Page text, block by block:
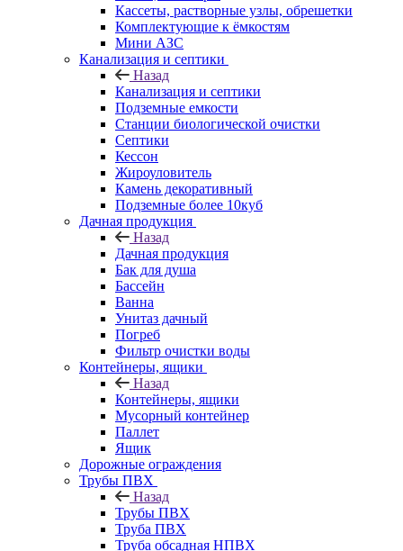
Кассеты, растворные узлы, обрешетки
Комплектующие к ёмкостям
Мини АЗС
Канализация и септики
Назад
Канализация и септики
Подземные емкости
Станции биологической очистки
Септики
Кессон
Жироуловитель
Камень декоративный
Подземные более 10куб
Дачная продукция
Назад
Дачная продукция
Бак для душа
Бассейн
Ванна
Унитаз дачный
Погреб
Фильтр очистки воды
Контейнеры, ящики
Назад
Контейнеры, ящики
Мусорный контейнер
Паллет
Ящик
Дорожные ограждения
Трубы ПВХ
Назад
Трубы ПВХ
Труба ПВХ
Труба обсадная НПВХ